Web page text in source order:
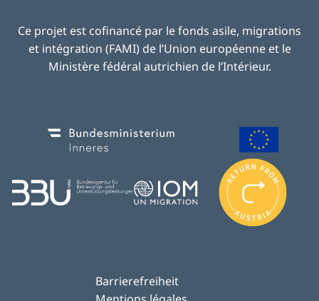
Ce projet est cofinancé par le fonds asile, migrations
et intégration (FAMI) de l’Union européenne et le
Ministère fédéral autrichien de l’Intérieur.
Image Image
Image Image
Barrierefreiheit